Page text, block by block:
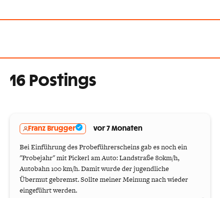
16 Postings
Franz Brugger vor 7 Monaten
Bei Einführung des Probeführerscheins gab es noch ein
"Probejahr" mit Pickerl am Auto: Landstraße 80km/h,
Autobahn 100 km/h. Damit wurde der jugendliche
Übermut gebremst. Sollte meiner Meinung nach wieder
eingeführt werden.